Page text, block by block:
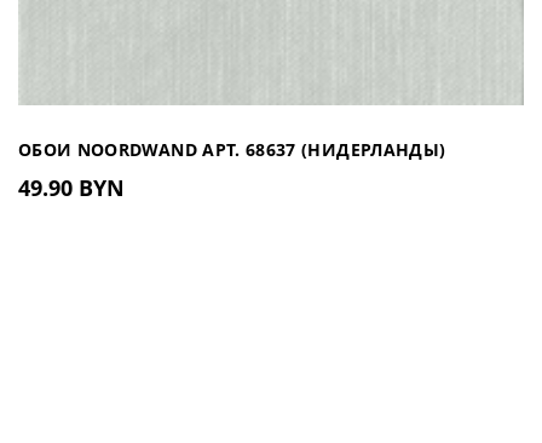
ОБОИ NOORDWAND АРТ. 68637 (НИДЕРЛАНДЫ)
49.90 BYN